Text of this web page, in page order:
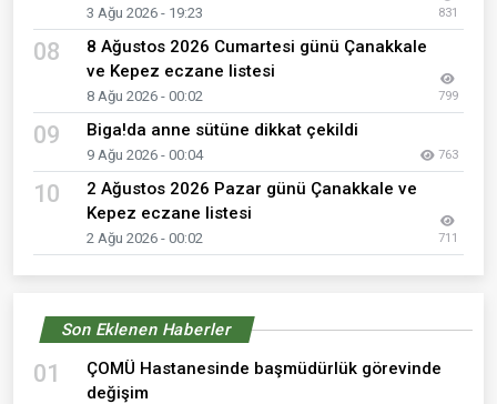
3 Ağu 2026 - 19:23 831
08
8 Ağustos 2026 Cumartesi günü Çanakkale
ve Kepez eczane listesi
8 Ağu 2026 - 00:02 799
09 Biga!da anne sütüne dikkat çekildi
9 Ağu 2026 - 00:04 763
10
2 Ağustos 2026 Pazar günü Çanakkale ve
Kepez eczane listesi
2 Ağu 2026 - 00:02 711
Son Eklenen Haberler
01
ÇOMÜ Hastanesinde başmüdürlük görevinde
değişim